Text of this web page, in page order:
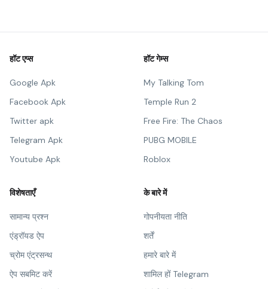
हॉट एप्स
Google Apk
Facebook Apk
Twitter apk
Telegram Apk
Youtube Apk
हॉट गेम्स
My Talking Tom
Temple Run 2
Free Fire: The Chaos
PUBG MOBILE
Roblox
विशेषताएँ
सामान्य प्रश्न
एंड्रॉयड ऐप
च्रोम एंट्रसन्थ
ऐप सबमिट करें
के बारे में
गोपनीयता नीति
शर्तें
हमारे बारे में
शामिल हों Telegram